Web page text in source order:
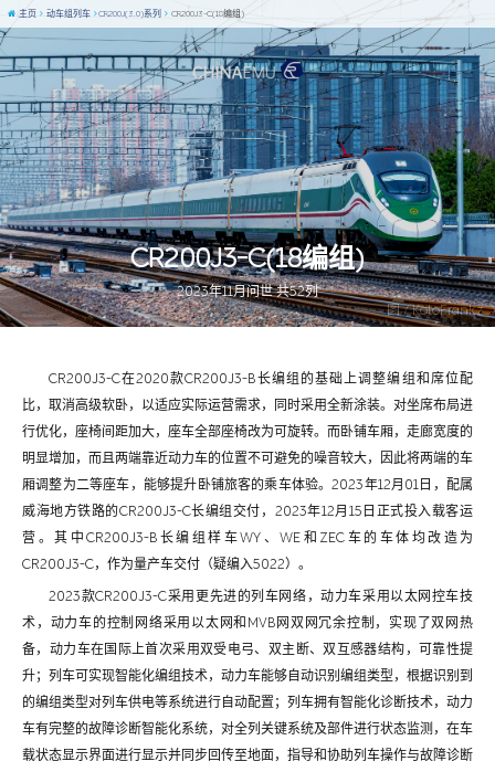
图 / KoloFrankz
CR200J3-C(18编组)
2023年11月问世 共52列
主页 动车组列车 CR200J(3.0)系列 CR200J3-C(18编组)
CR200J3-C在2020款CR200J3-B长编组的基础上调整编组和席位配
比，取消高级软卧，以适应实际运营需求，同时采用全新涂装。对坐席布局进
行优化，座椅间距加大，座车全部座椅改为可旋转。而卧铺车厢，走廊宽度的
明显增加，而且两端靠近动力车的位置不可避免的噪音较大，因此将两端的车
厢调整为二等座车，能够提升卧铺旅客的乘车体验。2023年12月01日，配属
威海地方铁路的CR200J3-C长编组交付，2023年12月15日正式投入载客运
营。其中CR200J3-B长编组样车WY、WE和ZEC车的车体均改造为
CR200J3-C，作为量产车交付（疑编入5022）。
2023款CR200J3-C采用更先进的列车网络，动力车采用以太网控车技
术，动力车的控制网络采用以太网和MVB网双网冗余控制，实现了双网热
备，动力车在国际上首次采用双受电弓、双主断、双互感器结构，可靠性提
升；列车可实现智能化编组技术，动力车能够自动识别编组类型，根据识别到
的编组类型对列车供电等系统进行自动配置；列车拥有智能化诊断技术，动力
车有完整的故障诊断智能化系统，对全列关键系统及部件进行状态监测，在车
载状态显示界面进行显示并同步回传至地面，指导和协助列车操作与故障诊断